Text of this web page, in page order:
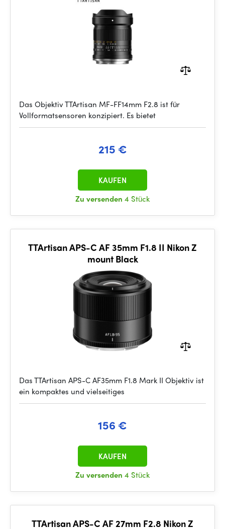
Das Objektiv TTArtisan MF-FF14mm F2.8 ist für
Vollformatsensoren konzipiert. Es bietet
215 €
Zu versenden 4 Stück
KAUFEN
TTArtisan APS-C AF 35mm F1.8 II Nikon Z
mount Black
Das TTArtisan APS-C AF35mm F1.8 Mark II Objektiv ist
ein kompaktes und vielseitiges
156 €
Zu versenden 4 Stück
KAUFEN
TTArtisan APS-C AF 27mm F2.8 Nikon Z